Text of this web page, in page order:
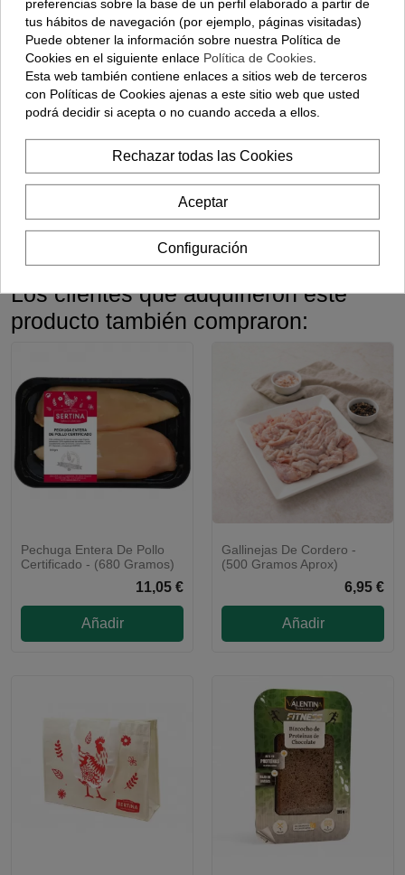
Carrillada De
(pieza) - (500
14,60 €
Medio Corazón
(600 Gramos
Aprox)
5,40 €
Ver opciones
Pluma Ibérica-
Aprox)
18,95 €
Los clientes que adquirieron este
producto también compraron:
Pechuga Entera De Pollo
Certificado - (680 Gramos)
11,05 €
Añadir
Gallinejas De Cordero -
(500 Gramos Aprox)
6,95 €
Añadir
preferencias sobre la base de un perfil elaborado a partir de
tus hábitos de navegación (por ejemplo, páginas visitadas)
Puede obtener la información sobre nuestra Política de
Cookies en el siguiente enlace Política de Cookies
Esta web también contiene enlaces a sitios web de terceros
con Políticas de Cookies ajenas a este sitio web que usted
podrá decidir si acepta o no cuando acceda a ellos.
Rechazar todas las Cookies
Aceptar
Configuración